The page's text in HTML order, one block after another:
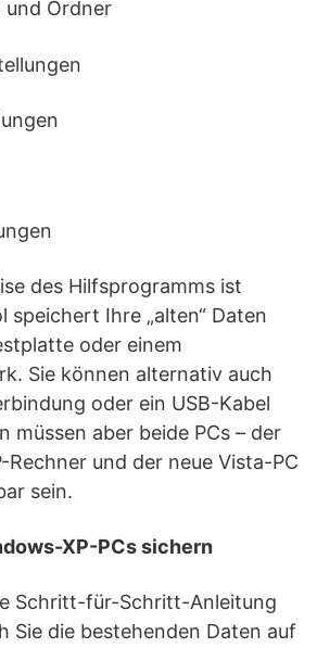
und Ordner
des Hilfsprogramms ist
speichert Ihre „alten“ Daten
oder einem
Sie können alternativ auch
oder ein USB-Kabel
müssen aber beide PCs – der
Rechner und der neue Vista-PC
sein.
XP-PCs sichern
Schritt-für-Schritt-Anleitung
Sie die bestehenden Daten auf